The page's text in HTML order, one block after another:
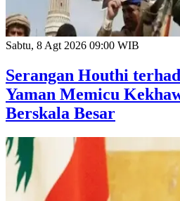
Sabtu, 8 Agt 2026 09:00 WIB
Serangan Houthi
Yaman Memicu
Berskala Besar